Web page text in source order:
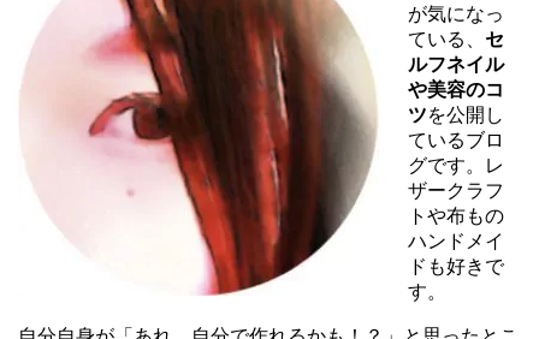
が気になっ
ている、 セ
ルフネイル
や美容のコ
ツを公開し
ているブロ
グです。レ
ザークラフ
トや布もの
ハンドメイ
ドも好きで
す。